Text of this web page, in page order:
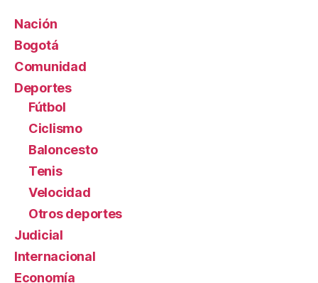
Nación
Bogotá
Comunidad
Deportes
Fútbol
Ciclismo
Baloncesto
Tenis
Velocidad
Otros deportes
Judicial
Internacional
Economía